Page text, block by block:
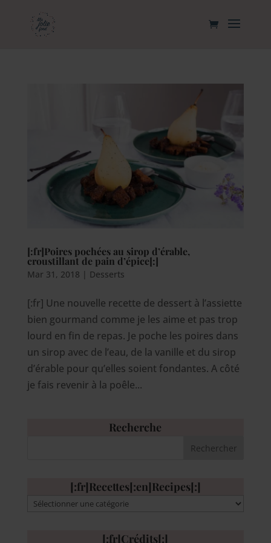
[:fr]Poires pochées au sirop d’érable,
croustillant de pain d’épice[:]
Mar 31, 2018 | Desserts
[:fr] Une nouvelle recette de dessert à l’assiette
bien gourmand comme je les aime et pas trop
lourd en fin de repas. Je poche les poires dans
un sirop avec de l’eau, de la vanille et du sirop
d’érable pour qu’elles soient fondantes. A côté
je fais revenir à la poêle...
Recherche
[:fr]Recettes[:en]Recipes[:]
[:fr]Recettes[:en]Recipes[:]
[:fr]Crédits[:]